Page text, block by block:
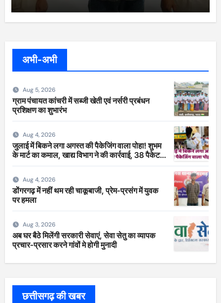
अभी-अभी
Aug 5, 2026
ग्राम पंचायत कांचरी में सब्जी खेती एवं नर्सरी प्रबंधन
प्रशिक्षण का शुभारंभ
Aug 4, 2026
जुलाई में बिकने लगा अगस्त की पैकेजिंग वाला पोहा! शुभम
के मार्ट का कमाल, खाद्य विभाग ने की कार्रवाई, 38 पैकेट
सीज
Aug 4, 2026
डोंगरगढ़ में नहीं थम रही चाकूबाजी, प्रेम-प्रसंग में युवक
पर हमला
Aug 3, 2026
अब घर बैठे मिलेंगी सरकारी सेवाएं, सेवा सेतु का व्यापक
प्रचार-प्रसार करने गांवों मे होगी मुनादी
छत्तीसगढ़ की खबर